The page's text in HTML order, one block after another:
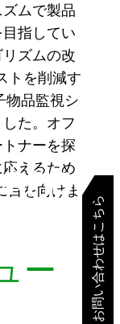
ベ
リュー
ムで製品
指してい
ズムの改
トを削減す
物品監視シ
た。オフ
ナーを探
えるため
目を向けま
ー
お問い合わせはこちら